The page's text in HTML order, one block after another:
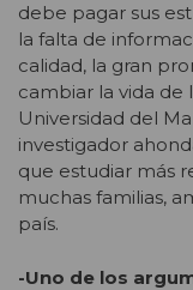
debe pagar sus
la falta de
calidad, la gran
cambiar la vida de
Universidad del
investigador
que estudiar más
muchas familias,
país.
-Uno de los